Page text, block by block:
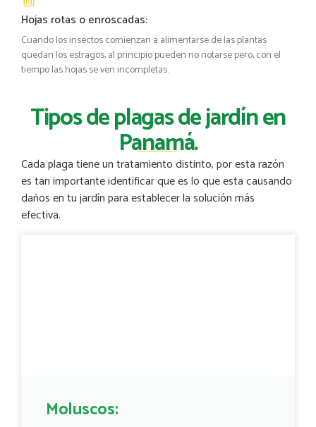
Hojas rotas o enroscadas:
Cuando los insectos comienzan a alimentarse de las plantas
quedan los estragos, al principio pueden no notarse pero, con el
tiempo las hojas se ven incompletas.
Tipos de plagas de jardín en
Panamá.
Cada plaga tiene un tratamiento distinto, por esta razón
es tan importante identificar que es lo que esta causando
daños en tu jardín para establecer la solución más
efectiva.
Moluscos: